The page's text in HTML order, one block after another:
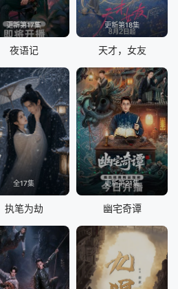
更新第17集
夜语记
更新第18集
天才，女友
全17集
执笔为劫
更新第21集
幽宅奇谭